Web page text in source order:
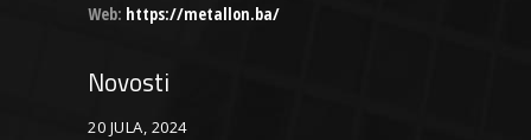
Web: https://metallon.ba/
Novosti
20 JULA, 2024